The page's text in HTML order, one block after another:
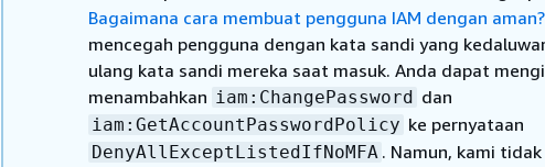
Bagaimana cara membuat pengguna IAM dengan aman?
mencegah pengguna dengan kata sandi yang
ulang kata sandi mereka saat masuk. Anda dapat
menambahkan iam:ChangePassword dan
iam:GetAccountPasswordPolicy ke pernyataan
DenyAllExceptListedIfNoMFA . Namun, kami tidak